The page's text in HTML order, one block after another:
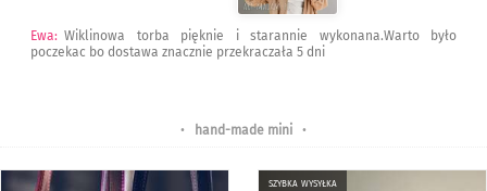
Ewa: Wiklinowa torba pięknie i starannie wykonana.Warto było
poczekac bo dostawa znacznie przekraczała 5 dni
• hand-made mini •
szybka wysyłka